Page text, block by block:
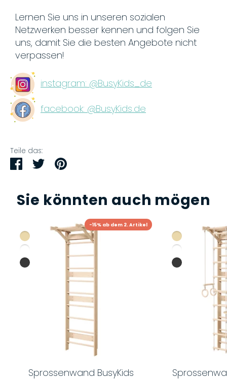
Lernen Sie uns in unseren sozialen
Netzwerken besser kennen und folgen Sie
uns, damit Sie die besten Angebote nicht
verpassen!
instagram: @BusyKids_de
facebook: @BusyKids.de
Teile das:
TeilenTwitternPinnen
Sie könnten auch mögen
Sprossenwand BusyKids
-15% ab dem 2. Artikel